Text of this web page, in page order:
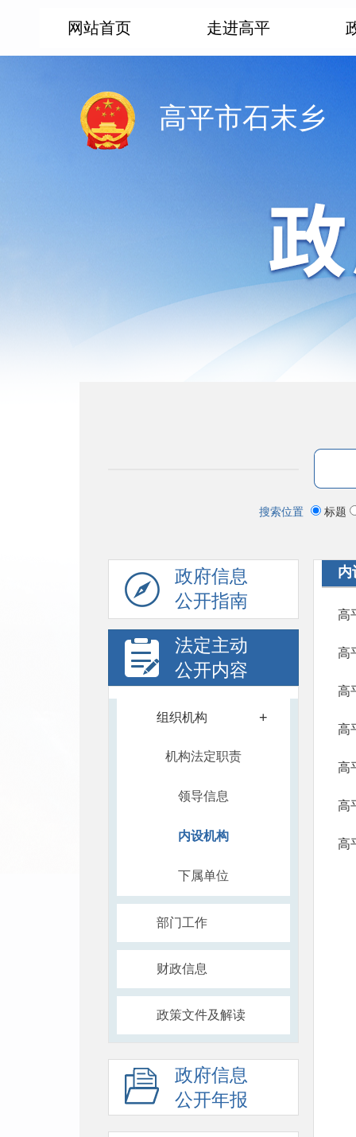
网站首页 走进高平
高平市石末乡
搜索位置 标题
政府信息
公开指南
法定主动
公开内容
组织机构 +
机构法定职责
领导信息
内设机构
下属单位
部门工作
财政信息
政策文件及解读
政府信息
公开年报
内
高
高
高
高
高
高
高